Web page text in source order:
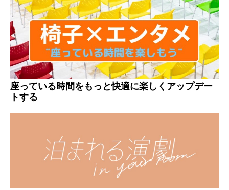
座っている時間をもっと快適に楽しくアップデー
トする